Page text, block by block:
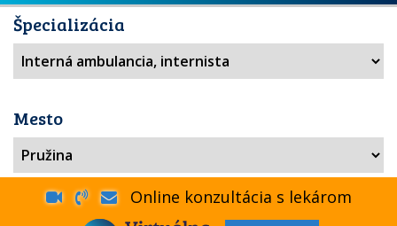
Špecializácia
Mesto
Online konzultácia s lekárom